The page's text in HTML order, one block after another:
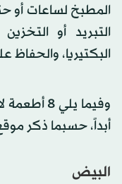
المطبخ لساعات أو
التبريد أو
البكتيريا، والحفاظ
وفيما
أبداً، حسبما ذكر
البيض